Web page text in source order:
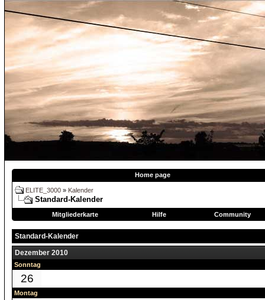
Home page
ELITE_3000 » Kalender
Standard-Kalender
Mitgliederkarte Hilfe Community
Standard-Kalender
Dezember 2010
Sonntag
26
Montag